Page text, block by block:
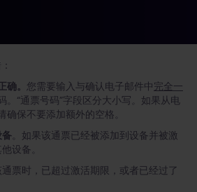
。 您需要输入与确认电子邮件中完全一
“通票号码”字段区分大小写
如果从电
保不要添加额外的空格。
。如果该通票已经被添加到设备并被激
设备。
通票时，已超过激活期限，或者已经过了